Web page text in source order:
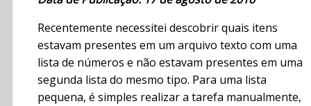
Recentemente necessitei descobrir quais itens
estavam presentes em um arquivo texto com uma
lista de números e não estavam presentes em uma
segunda lista do mesmo tipo. Para uma lista
pequena, é simples realizar a tarefa manualmente,